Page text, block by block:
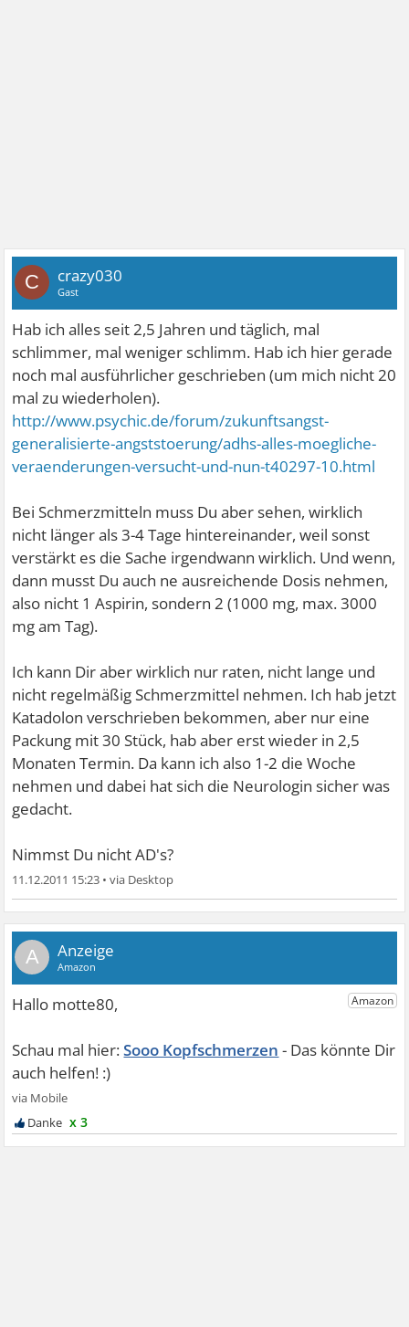
C crazy030
Gast
Hab ich alles seit 2,5 Jahren und täglich, mal
schlimmer, mal weniger schlimm. Hab ich hier gerade
noch mal ausführlicher geschrieben (um mich nicht 20
mal zu wiederholen).
http://www.psychic.de/forum/zukunftsangst-
generalisierte-angststoerung/adhs-alles-moegliche-
veraenderungen-versucht-und-nun-t40297-10.html
Bei Schmerzmitteln muss Du aber sehen, wirklich
nicht länger als 3-4 Tage hintereinander, weil sonst
verstärkt es die Sache irgendwann wirklich. Und wenn,
dann musst Du auch ne ausreichende Dosis nehmen,
also nicht 1 Aspirin, sondern 2 (1000 mg, max. 3000
mg am Tag).
Ich kann Dir aber wirklich nur raten, nicht lange und
nicht regelmäßig Schmerzmittel nehmen. Ich hab jetzt
Katadolon verschrieben bekommen, aber nur eine
Packung mit 30 Stück, hab aber erst wieder in 2,5
Monaten Termin. Da kann ich also 1-2 die Woche
nehmen und dabei hat sich die Neurologin sicher was
gedacht.
Nimmst Du nicht AD's?
11.12.2011 15:23 •
A
Sooo Kopfschmerzen
x 3